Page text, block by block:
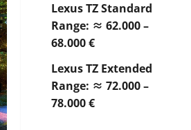
Lexus TZ Standard
Range: ≈ 62.000 –
68.000 €
Lexus TZ Extended
Range: ≈ 72.000 –
78.000 €